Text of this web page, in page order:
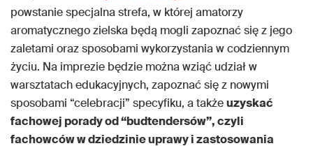
powstanie specjalna strefa, w której amatorzy
aromatycznego zielska będą mogli zapoznać się z jego
zaletami oraz sposobami wykorzystania w codziennym
życiu. Na imprezie będzie można wziąć udział w
warsztatach edukacyjnych, zapoznać się z nowymi
sposobami “celebracji” specyfiku, a takżeuzyskać
fachowej porady od “budtendersów”, czyli
fachowców w dziedzinie uprawy i zastosowania